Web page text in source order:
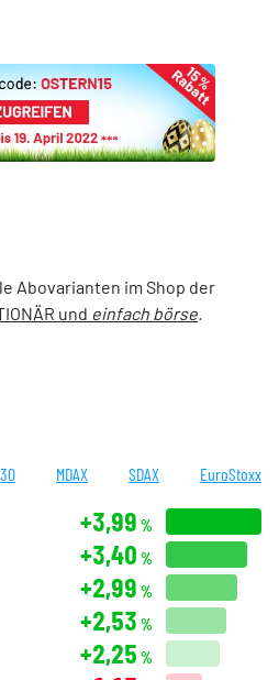
Abovarianten im Shop der
und einfach börse.
MDAX SDAX EuroStoxx
+3,99 %
+3,40 %
+2,99 %
+2,53 %
+2,25 %